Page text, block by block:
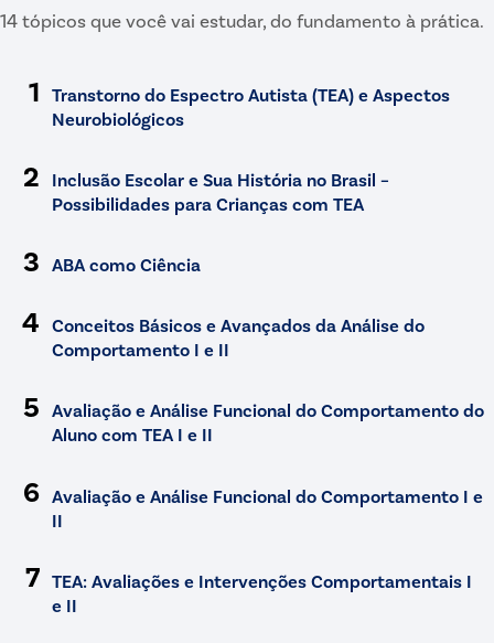
14 tópicos que você vai estudar, do fundamento à prática.
1
Transtorno do Espectro Autista (TEA) e Aspectos
Neurobiológicos
2
Inclusão Escolar e Sua História no Brasil –
Possibilidades para Crianças com TEA
3 ABA como Ciência
4
Conceitos Básicos e Avançados da Análise do
Comportamento I e II
5
Avaliação e Análise Funcional do Comportamento do
Aluno com TEA I e II
6
Avaliação e Análise Funcional do Comportamento I e
II
7 TEA: Avaliações e Intervenções Comportamentais I
e II